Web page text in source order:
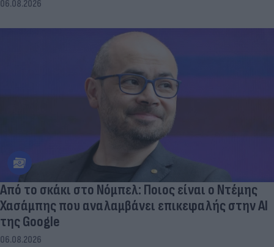
06.08.2026
Από το σκάκι στο Νόμπελ: Ποιος είναι ο Ντέμης
Χασάμπης που αναλαμβάνει επικεφαλής στην ΑΙ
της Google
06.08.2026